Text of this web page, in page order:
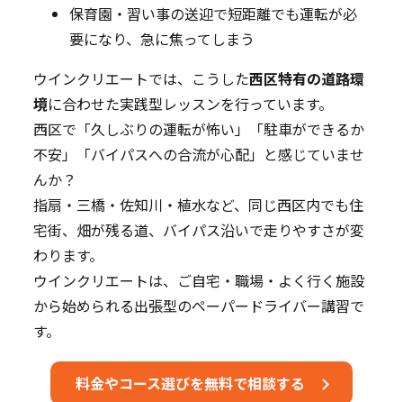
保育園・習い事の送迎で短距離でも運転が必
要になり、急に焦ってしまう
ウインクリエートでは、こうした西区特有の道路環
境に合わせた実践型レッスンを行っています。
西区で「久しぶりの運転が怖い」「駐車ができるか
不安」「バイパスへの合流が心配」と感じていませ
んか？
指扇・三橋・佐知川・植水など、同じ西区内でも住
宅街、畑が残る道、バイパス沿いで走りやすさが変
わります。
ウインクリエートは、ご自宅・職場・よく行く施設
から始められる出張型のペーパードライバー講習で
す。
料金やコース選びを無料で相談する